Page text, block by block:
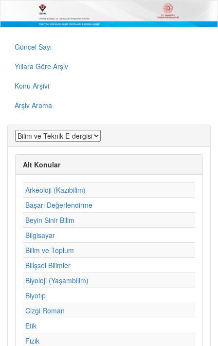
Güncel Sayı
Yıllara Göre Arşiv
Konu Arşivi
Arşiv Arama
Alt Konular
Arkeoloji (Kazıbilim)
Başarı Değerlendirme
Beyin Sinir Bilim
Bilgisayar
Bilim ve Toplum
Bilişsel Bilimler
Biyoloji (Yaşambilim)
Biyotıp
Cizgi Roman
Etik
Fizik